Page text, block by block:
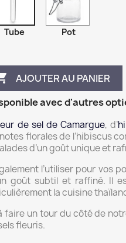
Tube Pot
AJOUTER AU PANIER
avec d'autres
de sel de Camargue, d’
florales de l’hibiscus
d’un goût unique et
l’utiliser pour vos
goût subtil et raffiné. Il
la cuisine
faire un tour du côté de
fleuris.